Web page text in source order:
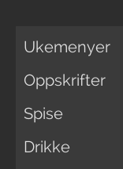
Ukemenyer
Oppskrifter
Spise
Drikke